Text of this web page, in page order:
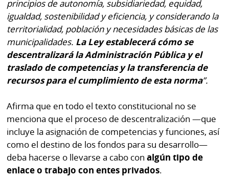
principios de autonomía, subsidiariedad, equidad,
igualdad, sostenibilidad y eficiencia, y considerando la
territorialidad, población y necesidades básicas de las
municipalidades. La Ley establecerá cómo se
descentralizará la Administración Pública y el
traslado de competencias y la transferencia de
recursos para el cumplimiento de esta norma”.
Afirma que en todo el texto constitucional no se
menciona que el proceso de descentralización —que
incluye la asignación de competencias y funciones, así
como el destino de los fondos para su desarrollo—
deba hacerse o llevarse a cabo conalgún tipo de
enlace o trabajo con entes privados.